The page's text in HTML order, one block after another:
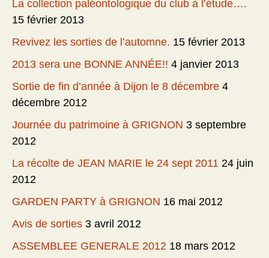
La collection paléontologique du club à l’étude….
15 février 2013
Revivez les sorties de l’automne. 15 février 2013
2013 sera une BONNE ANNÉE!! 4 janvier 2013
Sortie de fin d’année à Dijon le 8 décembre 4
décembre 2012
Journée du patrimoine à GRIGNON 3 septembre
2012
La récolte de JEAN MARIE le 24 sept 2011 24 juin
2012
GARDEN PARTY à GRIGNON 16 mai 2012
Avis de sorties 3 avril 2012
ASSEMBLEE GENERALE 2012 18 mars 2012